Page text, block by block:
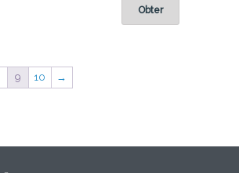
Obter
9 10 →